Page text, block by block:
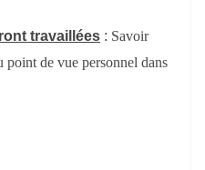
travaillées : Savoir
de vue personnel dans